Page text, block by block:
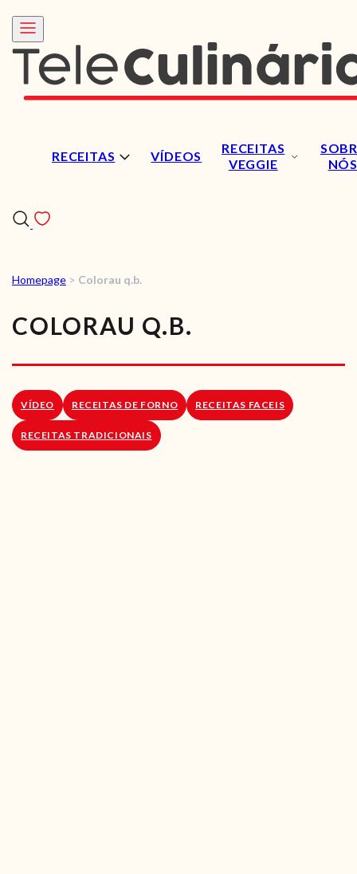
RECEITAS VÍDEOS
RECEITAS
VEGGIE
NÓS
VÍDEOS
RECEITAS VEGGIE
SOBRE NÓS
LOJA ONLINE
Homepage > Colorau q.b.
COLORAU Q.B.
VÍDEO RECEITAS DE FORNO RECEITAS FACEIS
RECEITAS TRADICIONAIS